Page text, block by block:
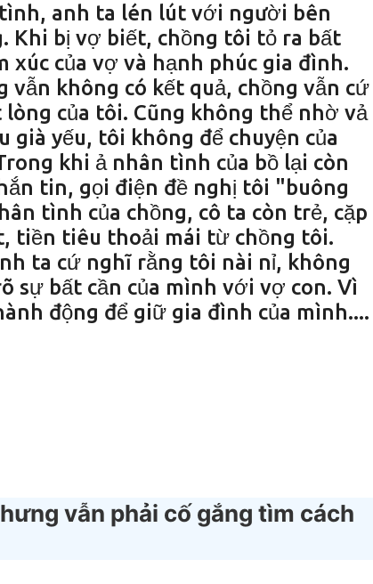
anh ta lén lút với người bên
Khi bị vợ biết, chồng tôi tỏ ra bất
xúc của vợ và hạnh phúc gia đình.
không có kết quả, chồng vẫn cứ
của tôi. Cũng không thể nhờ vả
già yếu, tôi không để chuyện của
khi ả nhân tình của bồ lại còn
tin, gọi điện đề nghị tôi "buông
tình của chồng, cô ta còn trẻ, cặp
tiền tiêu thoải mái từ chồng tôi.
ta cứ nghĩ rằng tôi nài nỉ, không
sự bất cần của mình với vợ con. Vì
động để giữ gia đình của mình....
vẫn phải cố gắng tìm cách